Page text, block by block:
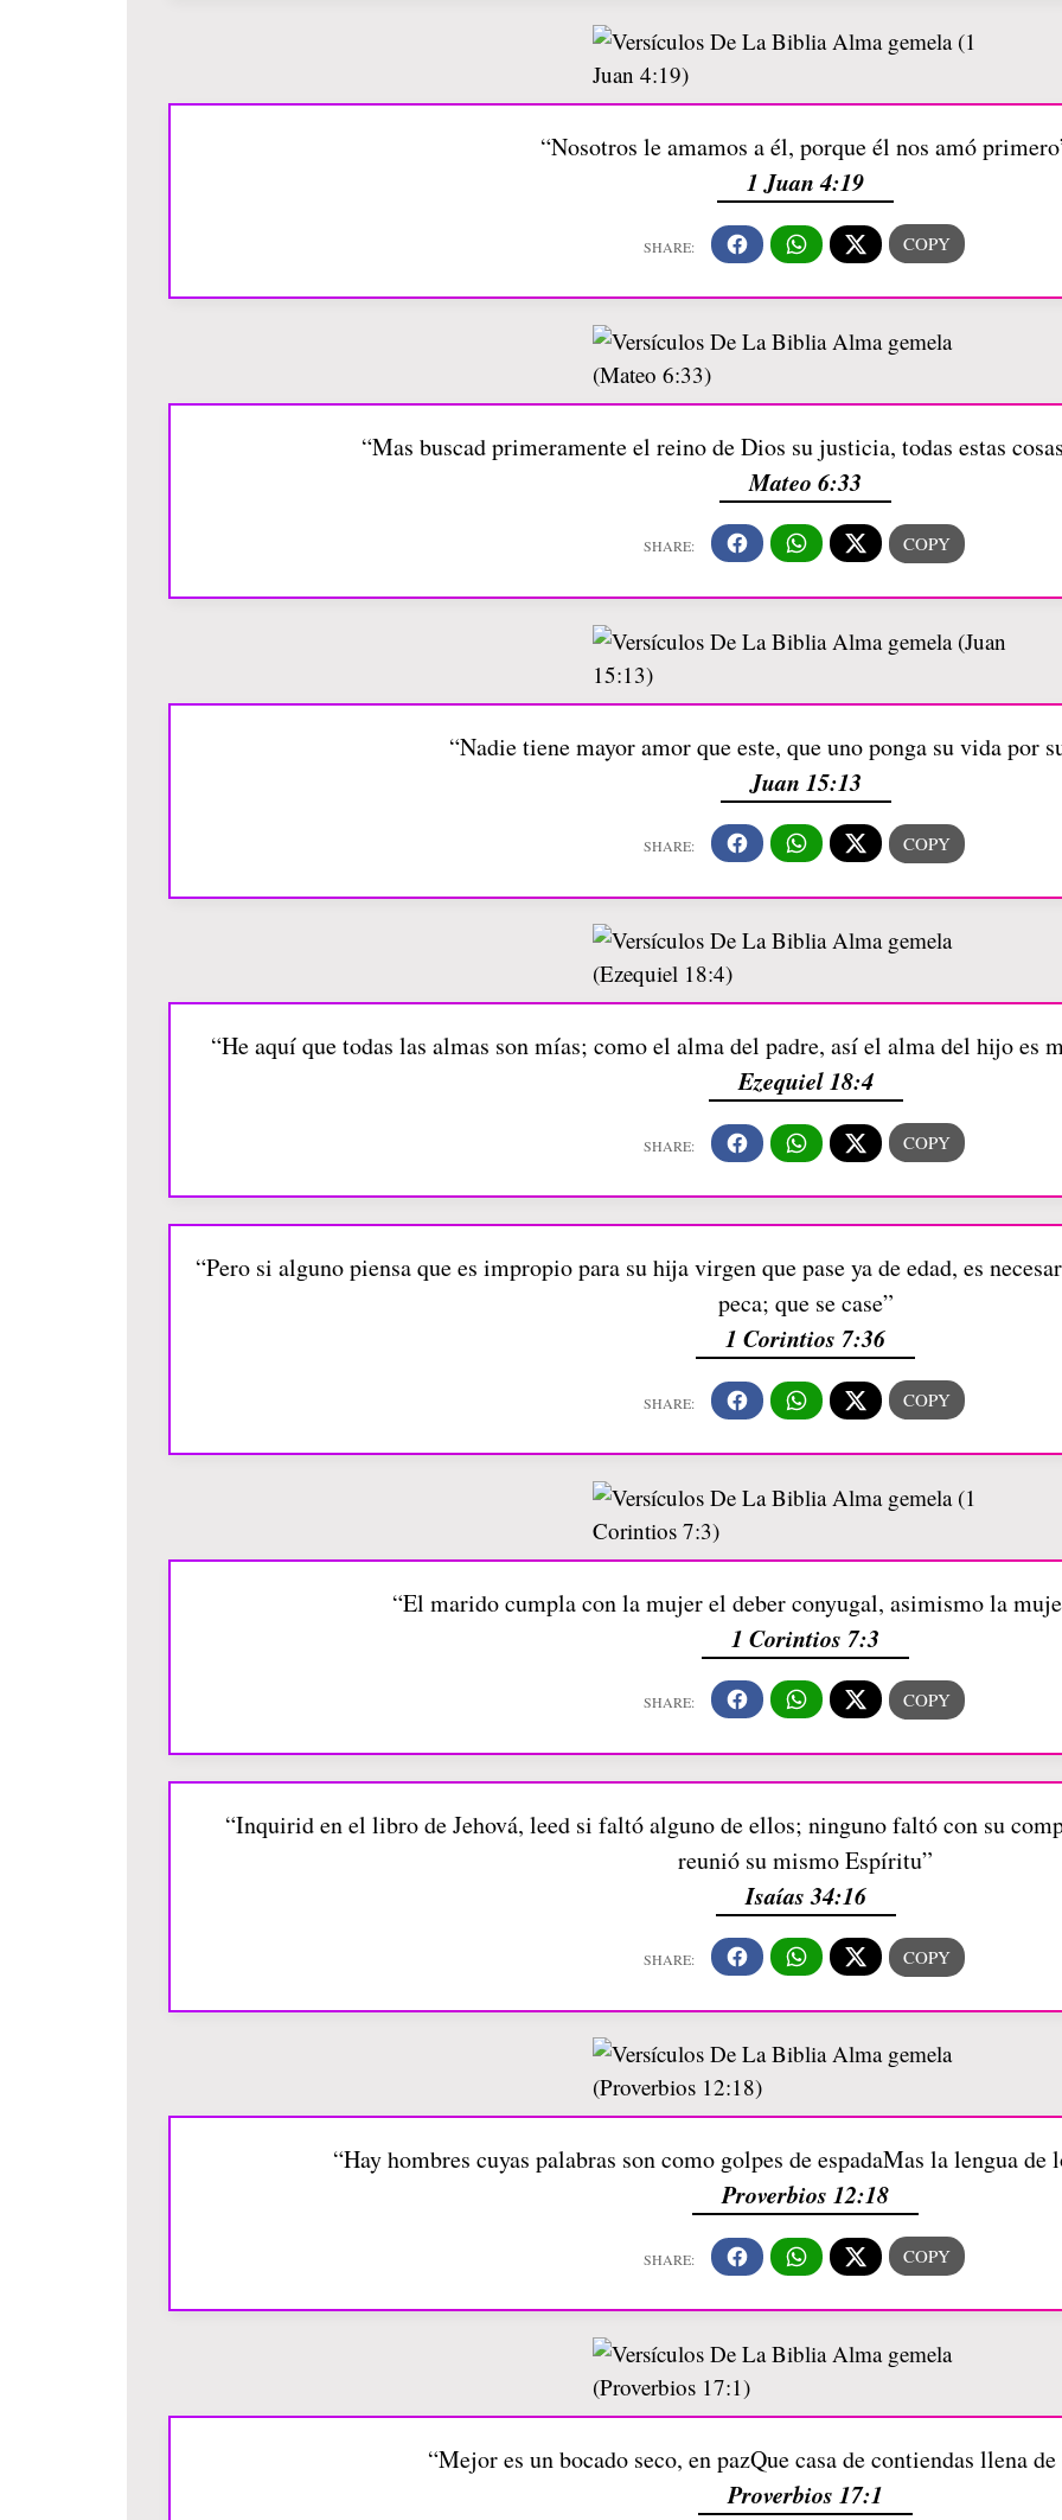
“Nosotros le amamos a él, porque él nos amó
1 Juan 4:19
“Mas buscad primeramente el reino de Dios su justicia, todas estas
Mateo 6:33
“Nadie tiene mayor amor que este, que uno ponga su vida por
Juan 15:13
“He aquí que todas las almas son mías; como el alma del padre, así el alma del hijo es
Ezequiel 18:4
“Pero si alguno piensa que es impropio para su hija virgen que pase ya de edad, es
peca; que se case”
1 Corintios 7:36
“El marido cumpla con la mujer el deber conyugal, asimismo la
1 Corintios 7:3
“Inquirid en el libro de Jehová, leed si faltó alguno de ellos; ninguno faltó con su
reunió su mismo Espíritu”
Isaías 34:16
“Hay hombres cuyas palabras son como golpes de espadaMas la lengua de
Proverbios 12:18
“Mejor es un bocado seco, en pazQue casa de contiendas llena
Proverbios 17:1